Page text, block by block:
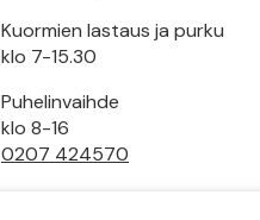
Kuormien lastaus ja purku
klo 7-15.30
Puhelinvaihde
klo 8-16
0207 424570